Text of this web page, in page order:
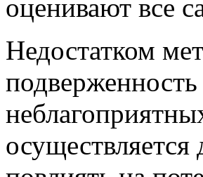
оценивают все
Недостатком